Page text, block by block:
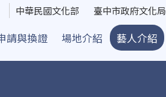
中華民國文化部 臺中市政府文化局
請與換證 場地介紹 藝人介紹